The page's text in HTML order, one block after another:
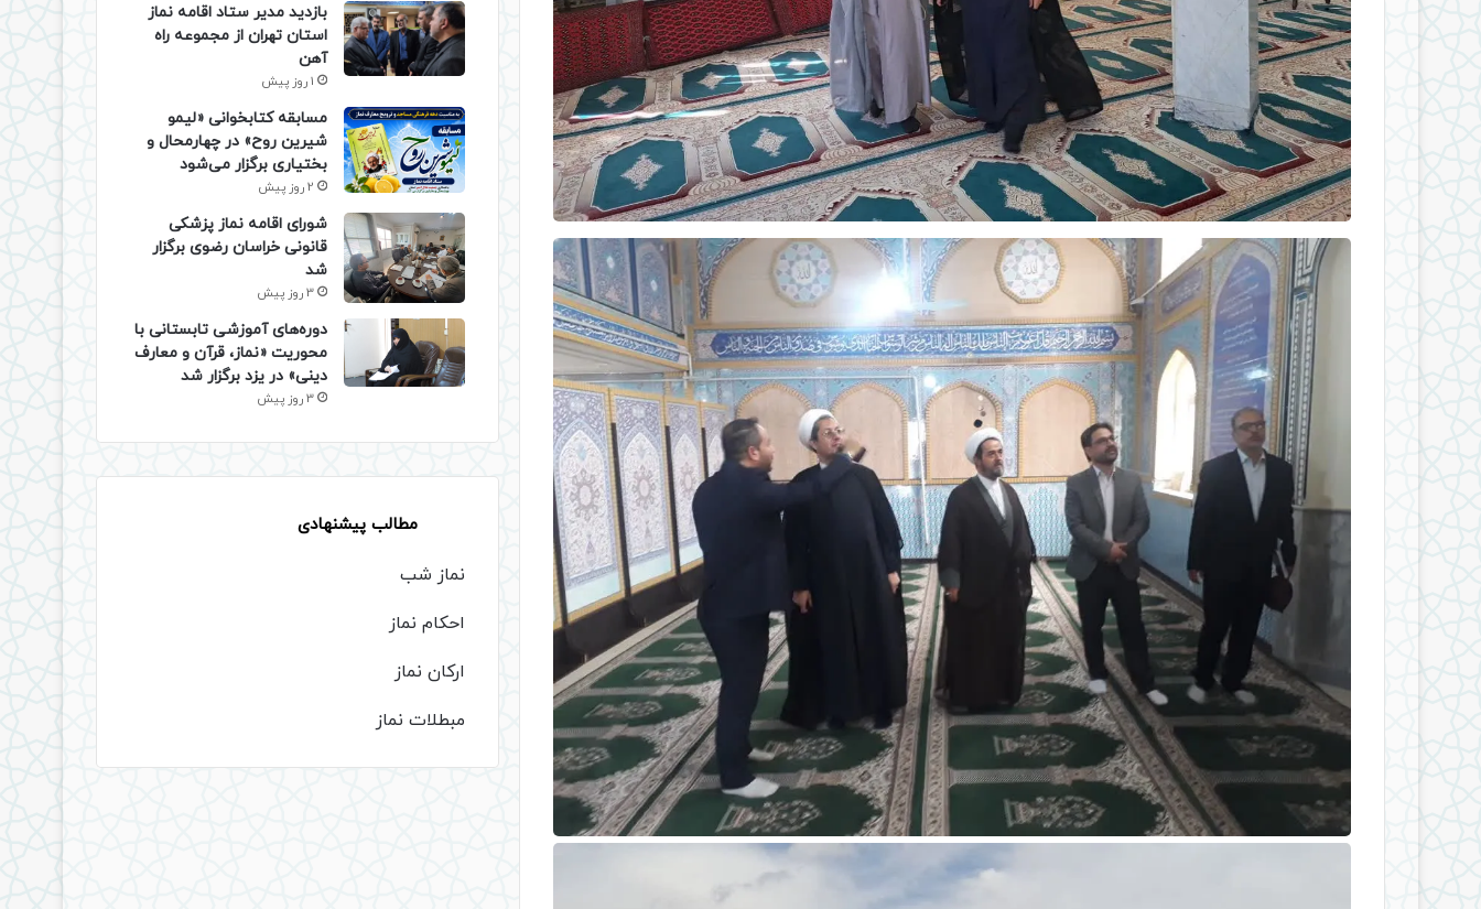
بازدید مدیر ستاد اقامه نماز
استان تهران از مجموعه راه
آهن
1 روز پیش
مسابقه کتابخوانی «لیمو
شیرین روح» در چهارمحال و
بختیاری برگزار می‌شود
2 روز پیش
شورای اقامه نماز پزشکی
قانونی خراسان رضوی برگزار
شد
3 روز پیش
دوره‌های آموزشی تابستانی با
محوریت «نماز، قرآن و معارف
دینی» در یزد برگزار شد
3 روز پیش
مطالب پیشنهادی
نماز شب
احکام نماز
ارکان نماز
مبطلات نماز